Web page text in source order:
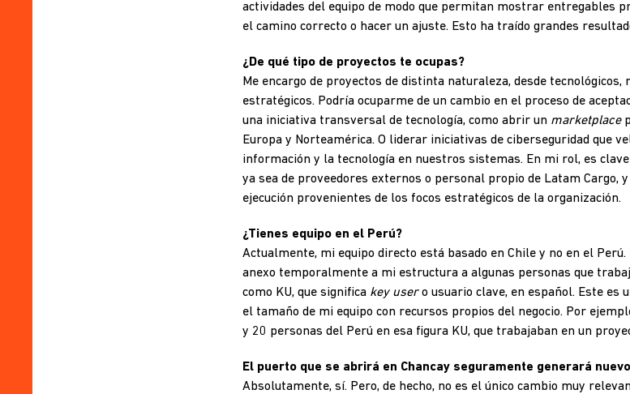
actividades del equipo de modo que permitan mostrar entregables
el camino correcto o hacer un ajuste. Esto ha traído grandes
¿De qué tipo de proyectos te ocupas?
Me encargo de proyectos de distinta naturaleza, desde
estratégicos. Podría ocuparme de un cambio en el proceso de
una iniciativa transversal de tecnología, como abrir un marketplace
Europa y Norteamérica. O liderar iniciativas de ciberseguridad que
información y la tecnología en nuestros sistemas. En mi rol, es
ya sea de proveedores externos o personal propio de Latam Cargo,
ejecución provenientes de los focos estratégicos de la organización.
¿Tienes equipo en el Perú?
Actualmente, mi equipo directo está basado en Chile y no en el
anexo temporalmente a mi estructura a algunas personas que
como KU, que significa key usero usuario clave, en español. Este es
el tamaño de mi equipo con recursos propios del negocio. Por
y 20 personas del Perú en esa figura KU, que trabajaban en un
El puerto que se abrirá en Chancay seguramente generará
Absolutamente, sí. Pero, de hecho, no es el único cambio muy